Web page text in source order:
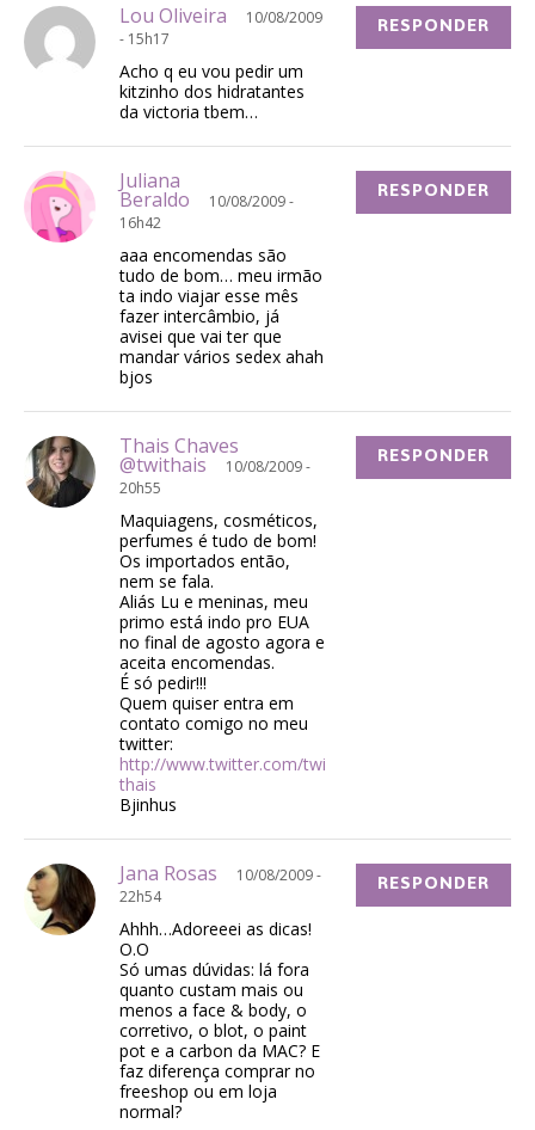
Lou Oliveira
10/08/2009
- 15h17
Acho q eu vou pedir um
kitzinho dos hidratantes
da victoria tbem…
RESPONDER
Juliana
Beraldo
10/08/2009 -
16h42
aaa encomendas são
tudo de bom… meu irmão
ta indo viajar esse mês
fazer intercâmbio, já
avisei que vai ter que
mandar vários sedex ahah
bjos
RESPONDER
Thais Chaves
@twithais
10/08/2009 -
20h55
Maquiagens, cosméticos,
perfumes é tudo de bom!
Os importados então,
nem se fala.
Aliás Lu e meninas, meu
primo está indo pro EUA
no final de agosto agora e
aceita encomendas.
É só pedir!!!
Quem quiser entra em
contato comigo no meu
twitter:
http://www.twitter.com/twi
thais
Bjinhus
RESPONDER
Jana Rosas
10/08/2009 -
22h54
Ahhh…Adoreeei as dicas!
O.O
Só umas dúvidas: lá fora
quanto custam mais ou
menos a face & body, o
corretivo, o blot, o paint
pot e a carbon da MAC? E
faz diferença comprar no
freeshop ou em loja
normal?
RESPONDER